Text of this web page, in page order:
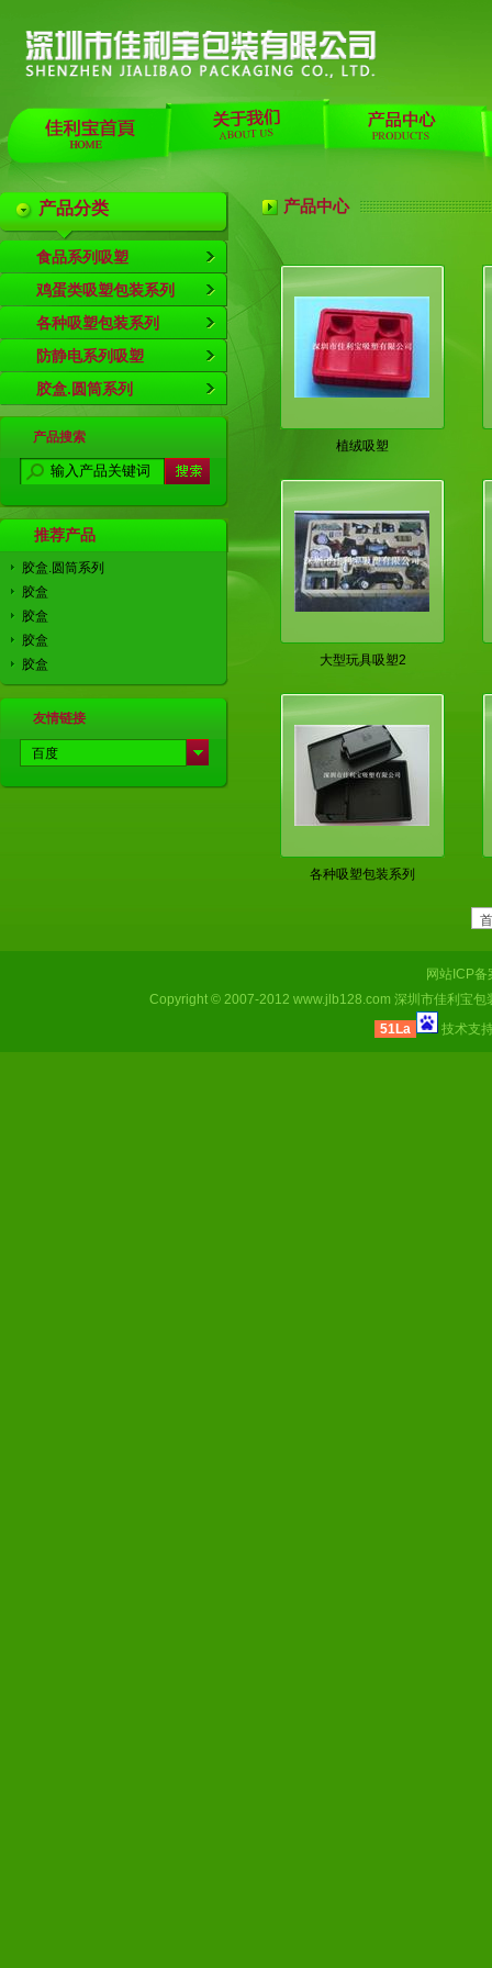
产品分类
食品系列吸塑
鸡蛋类吸塑包装系列
各种吸塑包装系列
防静电系列吸塑
胶盒.圆筒系列
产品搜索
推荐产品
胶盒.圆筒系列
胶盒
胶盒
胶盒
胶盒
友情链接
百度
产品中心
植绒吸塑
大型玩具吸塑2
各种吸塑包装系列
网站ICP备
Copyright © 2007-2012 www.jlb128.com 深圳市佳利宝包
51La
技术支